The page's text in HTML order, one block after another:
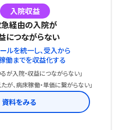
経由の入院が
につながらない
入院収益
ルを統一し、受入から
働までを収益化する
が入院・収益につながらない」
が、病床稼働・単価に繋がらない」
資料をみる